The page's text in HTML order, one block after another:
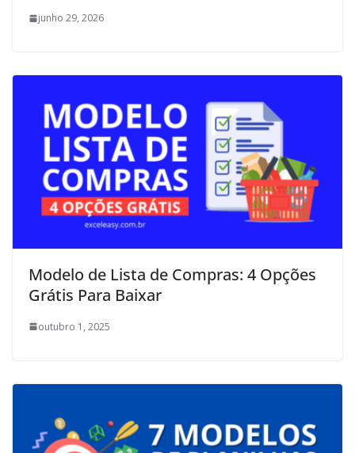
junho 29, 2026
Modelo de Lista de Compras: 4 Opções
Grátis Para Baixar
outubro 1, 2025